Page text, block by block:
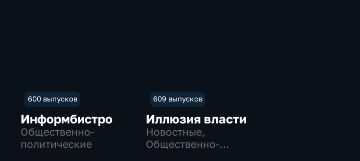
600 выпусков
Информбистро
Общественно-
политические
609 выпусков
Иллюзия власти
Новостные,
Общественно-